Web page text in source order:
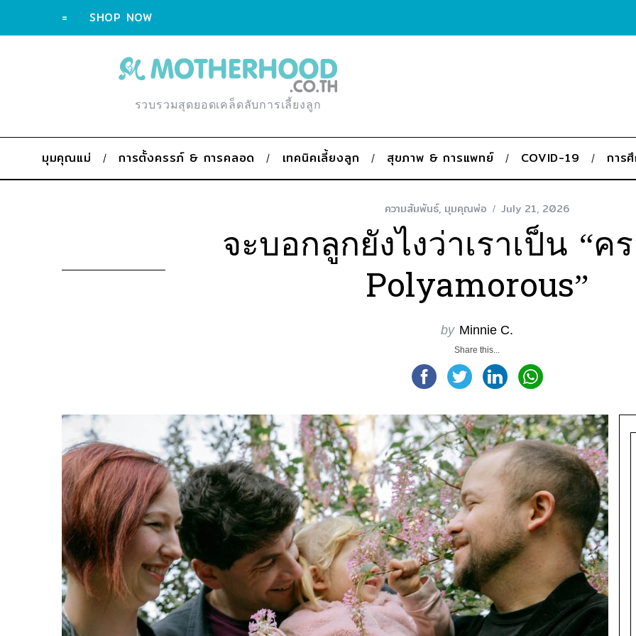
= SHOP NOW
รวบรวมสุดยอดเคล็ดลับการเลี้ยงลูก
มุมคุณแม่ การตั้งครรภ์ & การคลอด เทคนิคเลี้ยงลูก สุขภาพ & การแพทย์ COVID-19 การ
ความสัมพันธ์, มุมคุณพ่อ July 21, 2026
จะบอกลูกยังไงว่าเราเป็น “ค
Polyamorous”
by Minnie C.
Share this...